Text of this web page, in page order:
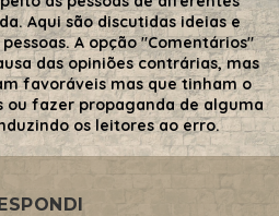
Aqui são discutidas ideias e
A opção "Comentários"
das opiniões contrárias, mas
favoráveis mas que tinham o
ou fazer propaganda de alguma
os leitores ao erro.